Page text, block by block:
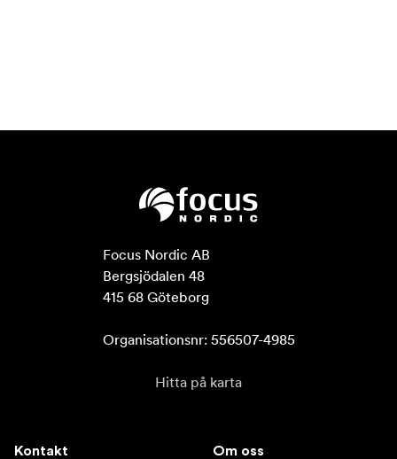
Focus Nordic AB
Bergsjödalen 48
415 68 Göteborg
Organisationsnr: 556507-4985
Hitta på karta
Kontakt Om oss